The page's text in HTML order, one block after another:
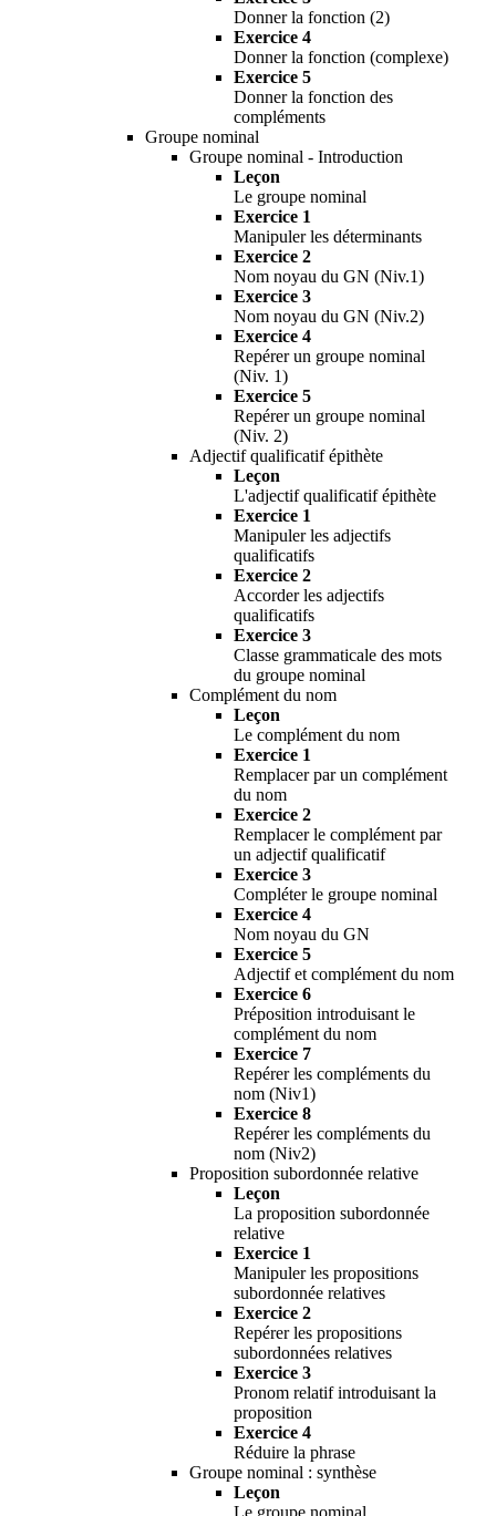
Donner la fonction (2)
Exercice 4
Donner la fonction (complexe)
Exercice 5
Donner la fonction des
compléments
Groupe nominal
Groupe nominal - Introduction
Leçon
Le groupe nominal
Exercice 1
Manipuler les déterminants
Exercice 2
Nom noyau du GN (Niv.1)
Exercice 3
Nom noyau du GN (Niv.2)
Exercice 4
Repérer un groupe nominal
(Niv. 1)
Exercice 5
Repérer un groupe nominal
(Niv. 2)
Adjectif qualificatif épithète
Leçon
L'adjectif qualificatif épithète
Exercice 1
Manipuler les adjectifs
qualificatifs
Exercice 2
Accorder les adjectifs
qualificatifs
Exercice 3
Classe grammaticale des mots
du groupe nominal
Complément du nom
Leçon
Le complément du nom
Exercice 1
Remplacer par un complément
du nom
Exercice 2
Remplacer le complément par
un adjectif qualificatif
Exercice 3
Compléter le groupe nominal
Exercice 4
Nom noyau du GN
Exercice 5
Adjectif et complément du nom
Exercice 6
Préposition introduisant le
complément du nom
Exercice 7
Repérer les compléments du
nom (Niv1)
Exercice 8
Repérer les compléments du
nom (Niv2)
Proposition subordonnée relative
Leçon
La proposition subordonnée
relative
Exercice 1
Manipuler les propositions
subordonnée relatives
Exercice 2
Repérer les propositions
subordonnées relatives
Exercice 3
Pronom relatif introduisant la
proposition
Exercice 4
Réduire la phrase
Groupe nominal : synthèse
Leçon
Le groupe nominal